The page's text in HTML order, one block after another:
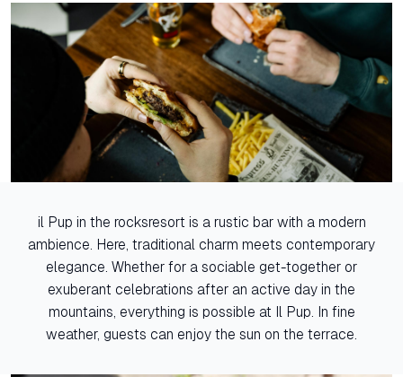
il Pup in the rocksresort is a rustic bar with a modern
ambience. Here, traditional charm meets contemporary
elegance. Whether for a sociable get-together or
exuberant celebrations after an active day in the
mountains, everything is possible at Il Pup. In fine
weather, guests can enjoy the sun on the terrace.